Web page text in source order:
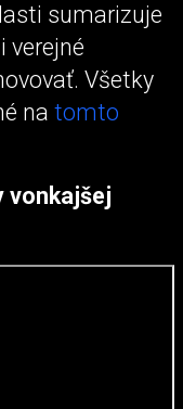
sumarizuje
verejné
Všetky
na tomto
vonkajšej